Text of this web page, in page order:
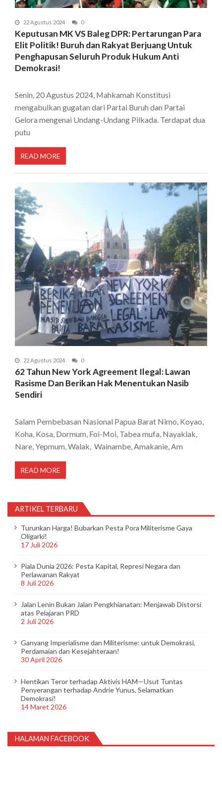
22 Agustus 2024 0
Keputusan MK VS Baleg DPR: Pertarungan Para
Elit Politik! Buruh dan Rakyat Berjuang Untuk
Penghapusan Seluruh Produk Hukum Anti
Demokrasi!
Senin, 20 Agustus 2024, Mahkamah Konstitusi
mengabulkan gugatan dari Partai Buruh dan Partai
Gelora mengenai Undang-Undang Pilkada. Terdapat dua
putu
READ MORE
22 Agustus 2024 0
62 Tahun New York Agreement Ilegal: Lawan
Rasisme Dan Berikan Hak Menentukan Nasib
Sendiri
Salam Pembebasan Nasional Papua Barat Nimo, Koyao,
Koha, Kosa, Dormum, Foi-Moi, Tabea mufa, Nayaklak,
Nare, Yepmum, Walak, Wainambe, Amakanie, Am
READ MORE
ARTIKEL TERBARU
Turunkan Harga! Bubarkan Pesta Pora Militerisme Gaya
Oligarki!
17 Juli 2026
Piala Dunia 2026: Pesta Kapital, Represi Negara dan
Perlawanan Rakyat
8 Juli 2026
Jalan Lenin Bukan Jalan Pengkhianatan: Menjawab Distorsi
atas Pelajaran PRD
2 Juli 2026
Ganyang Imperialisme dan Militerisme: untuk Demokrasi,
Perdamaian dan Kesejahteraan!
30 April 2026
Hentikan Teror terhadap Aktivis HAM—Usut Tuntas
Penyerangan terhadap Andrie Yunus, Selamatkan
Demokrasi!
14 Maret 2026
HALAMAN FACEBOOK